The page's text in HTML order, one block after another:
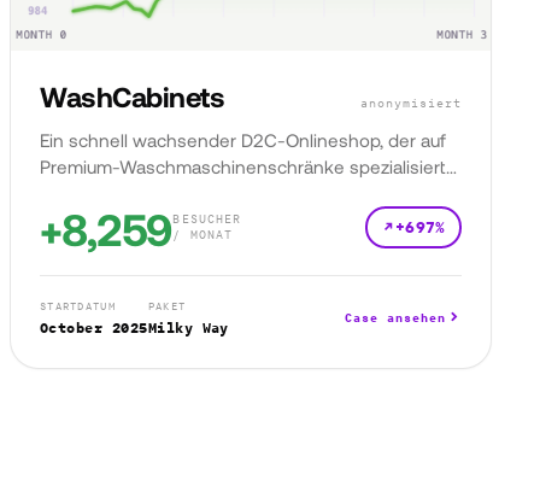
WashCabinets anonymisiert
Ein schnell wachsender D2C-Onlineshop, der auf
Premium-Waschmaschinenschränke spezialisiert
+8,259BESUCHER
/ MONAT
+697%
STARTDATUM
October 2025
PAKET
Milky Way
Case ansehen